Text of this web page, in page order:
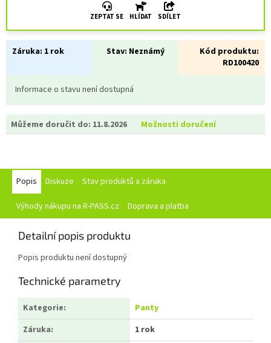
ZEPTAT SE HLÍDAT SDÍLET
Záruka: 1 rok Stav: Neznámý
Kód produktu:
RD100420
Informace o stavu není dostupná
Můžeme doručit do: 11.8.2026 Možnosti doručení
Popis Diskuze Stav produktů a záruka
Výhody nákupu na R-PASS.cz Doprava a platba
Detailní popis produktu
Popis produktu není dostupný
Technické parametry
Kategorie:
Panty
Záruka:
1 rok